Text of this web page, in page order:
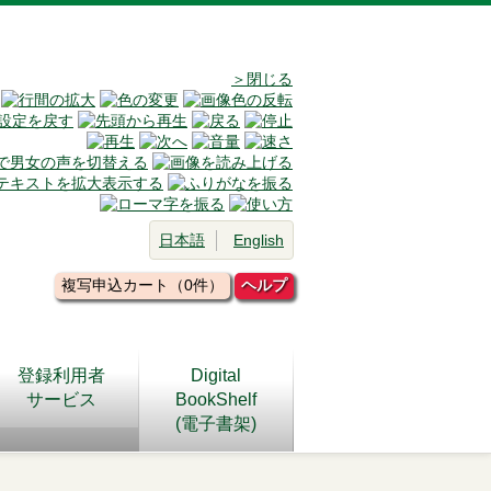
＞閉じる
日本語 English
複写申込カート（0件） ヘルプ
登録利用者
サービス
Digital
BookShelf
(電子書架)